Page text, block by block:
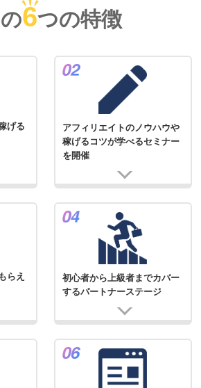
6つの特徴
げる
アフィリエイトのノウハウや
稼げるコツが学べるセミナー
を開催
らえ
初心者から上級者までカバー
するパートナーステージ